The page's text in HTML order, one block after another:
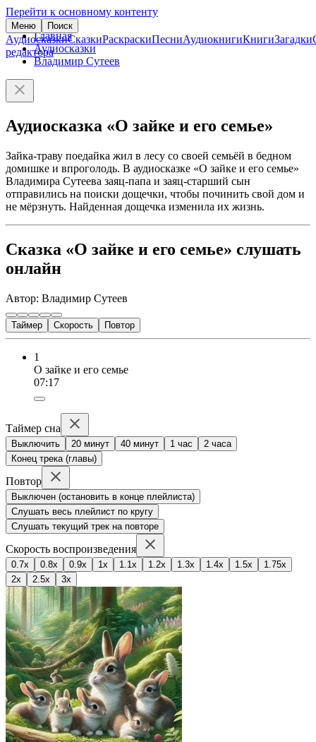
Перейти к основному контенту
Меню Поиск
АудиосказкиСказкиРаскраскиПесниАудиокнигиКнигиЗагадки
редактора
Главная
Аудиосказки
Владимир Сутеев
Аудиосказка «О зайке и его семье»
Зайка-траву поедайка жил в лесу со своей семьёй в бедном
домишке и впроголодь. В аудиосказке «О зайке и его семье»
Владимира Сутеева заяц-папа и заяц-старший сын
отправились на поиски дощечки, чтобы починить свой дом и
не мёрзнуть. Найденная дощечка изменила их жизнь.
Сказка «О зайке и его семье» слушать
онлайн
Автор: Владимир Сутеев
Таймер Скорость Повтор
1
О зайке и его семье
07:17
Таймер сна
Выключить 20 минут 40 минут 1 час
2 часа
Конец трека (главы)
Повтор
Выключен (остановить в конце плейлиста)
Слушать весь плейлист по кругу
Слушать текущий трек на повторе
Скорость воспроизведения
0.7x 0.8x 0.9x 1x 1.1x 1.2x 1.3x 1.4x 1.5x
1.75x
2x
2.5x 3x